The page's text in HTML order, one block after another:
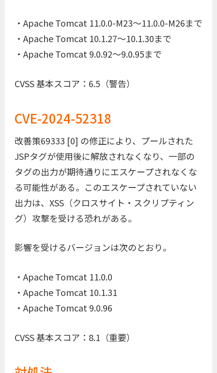
・Apache Tomcat 11.0.0-M23～11.0.0-M26まで
・Apache Tomcat 10.1.27～10.1.30まで
・Apache Tomcat 9.0.92～9.0.95まで
CVSS 基本スコア：6.5（警告）
CVE-2024-52318
改善策69333 [0] の修正により、プールされた
JSPタグが使用後に解放されなくなり、一部の
タグの出力が期待通りにエスケープされなくな
る可能性がある。このエスケープされていない
出力は、XSS（クロスサイト・スクリプティン
グ）攻撃を受ける恐れがある。
影響を受けるバージョンは次のとおり。
・Apache Tomcat 11.0.0
・Apache Tomcat 10.1.31
・Apache Tomcat 9.0.96
CVSS 基本スコア：8.1（重要）